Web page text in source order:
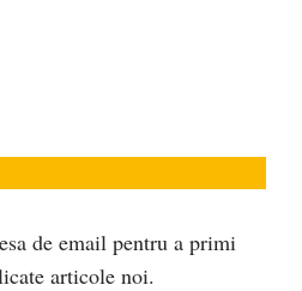
de email pentru a primi
articole noi.